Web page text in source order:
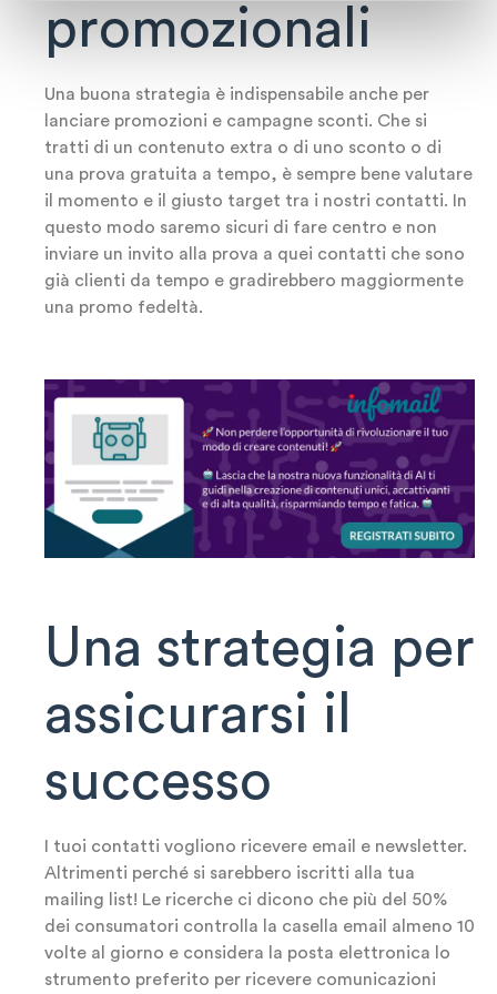
promozionali
Una buona strategia è indispensabile anche per
lanciare promozioni e campagne sconti. Che si
tratti di un contenuto extra o di uno sconto o di
una prova gratuita a tempo, è sempre bene valutare
il momento e il giusto target tra i nostri contatti. In
questo modo saremo sicuri di fare centro e non
inviare un invito alla prova a quei contatti che sono
già clienti da tempo e gradirebbero maggiormente
una promo fedeltà.
Una strategia per
assicurarsi il
successo
I tuoi contatti vogliono ricevere email e newsletter.
Altrimenti perché si sarebbero iscritti alla tua
mailing list! Le ricerche ci dicono che più del 50%
dei consumatori controlla la casella email almeno 10
volte al giorno e considera la posta elettronica lo
strumento preferito per ricevere comunicazioni